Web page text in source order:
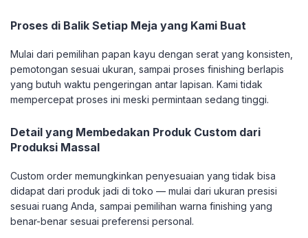
Proses di Balik Setiap Meja yang Kami Buat
Mulai dari pemilihan papan kayu dengan serat yang konsisten,
pemotongan sesuai ukuran, sampai proses finishing berlapis
yang butuh waktu pengeringan antar lapisan. Kami tidak
mempercepat proses ini meski permintaan sedang tinggi.
Detail yang Membedakan Produk Custom dari
Produksi Massal
Custom order memungkinkan penyesuaian yang tidak bisa
didapat dari produk jadi di toko — mulai dari ukuran presisi
sesuai ruang Anda, sampai pemilihan warna finishing yang
benar-benar sesuai preferensi personal.